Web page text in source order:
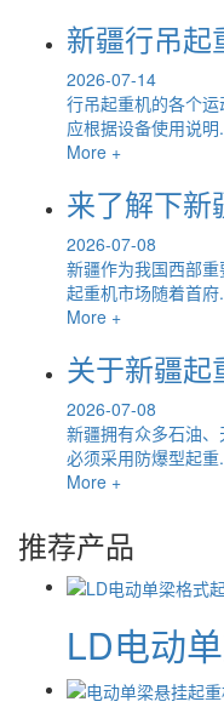
新疆行吊起
2026-07-14
行吊起重机的各个
应根据设备使用说明
More +
来了解下新
2026-07-08
新疆作为我国西部
起重机市场随着首府
More +
关于新疆起
2026-07-08
新疆拥有众多石油
必须采用防爆型起重
More +
推荐产品
LD电动